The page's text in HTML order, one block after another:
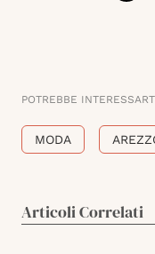
POTREBBE
MODA
Articoli Correlati